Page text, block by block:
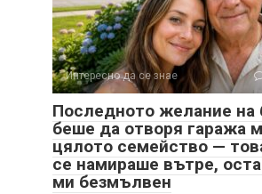
Интересно да се знае
Последното желание на
беше да отворя гаража
цялото семейство —
се намираше вътре,
ми безмълвен